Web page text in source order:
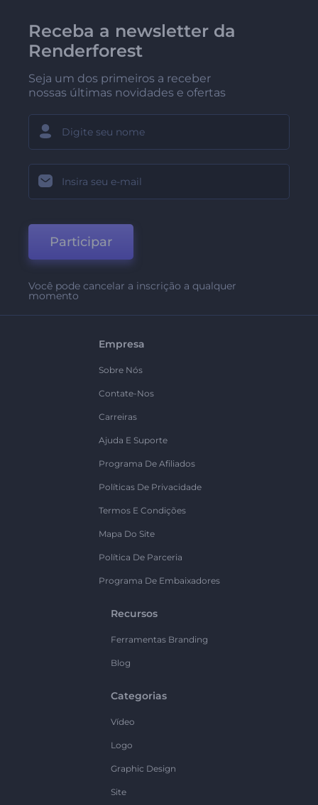
Receba a newsletter da
Renderforest
Seja um dos primeiros a receber
nossas últimas novidades e ofertas
Participar
Você pode cancelar a inscrição a qualquer
momento
Empresa
Sobre Nós
Contate-Nos
Carreiras
Ajuda E Suporte
Programa De Afiliados
Políticas De Privacidade
Termos E Condições
Mapa Do Site
Política De Parceria
Programa De Embaixadores
Recursos
Ferramentas Branding
Blog
Categorias
Vídeo
Logo
Graphic Design
Site